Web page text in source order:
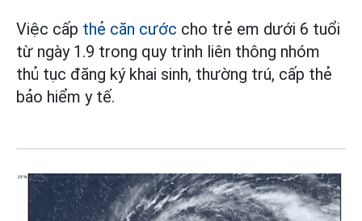
Việc cấp thẻ căn cước cho trẻ em dưới 6 tuổi
từ ngày 1.9 trong quy trình liên thông nhóm
thủ tục đăng ký khai sinh, thường trú, cấp thẻ
bảo hiểm y tế.